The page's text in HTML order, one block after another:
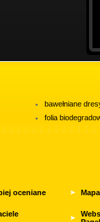
bawełniane
folia
oceniane